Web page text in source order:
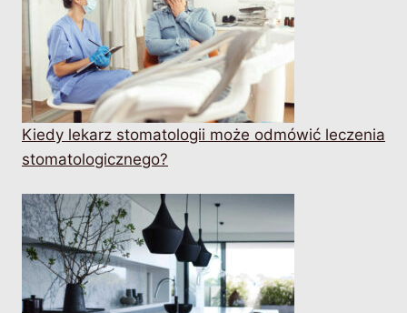
Kiedy lekarz stomatologii może odmówić leczenia
stomatologicznego?